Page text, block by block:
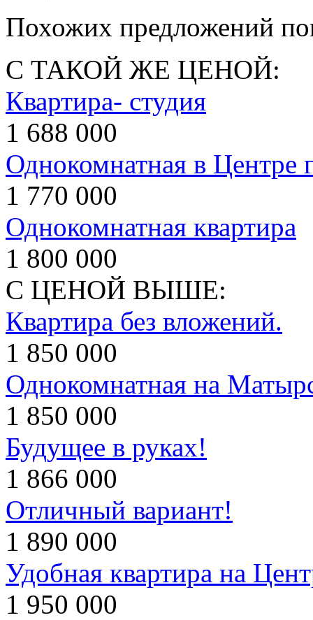
Похожих предложений
С ТАКОЙ ЖЕ ЦЕНОЙ:
Квартира- студия
1 688 000
Однокомнатная в Центре
1 770 000
Однокомнатная квартира
1 800 000
С ЦЕНОЙ ВЫШЕ:
Квартира без вложений.
1 850 000
Однокомнатная на
1 850 000
Будущее в руках!
1 866 000
Отличный вариант!
1 890 000
Удобная квартира на
1 950 000